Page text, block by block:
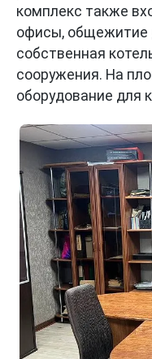
комплекс также
офисы, общежитие
собственная
сооружения. На
оборудование для